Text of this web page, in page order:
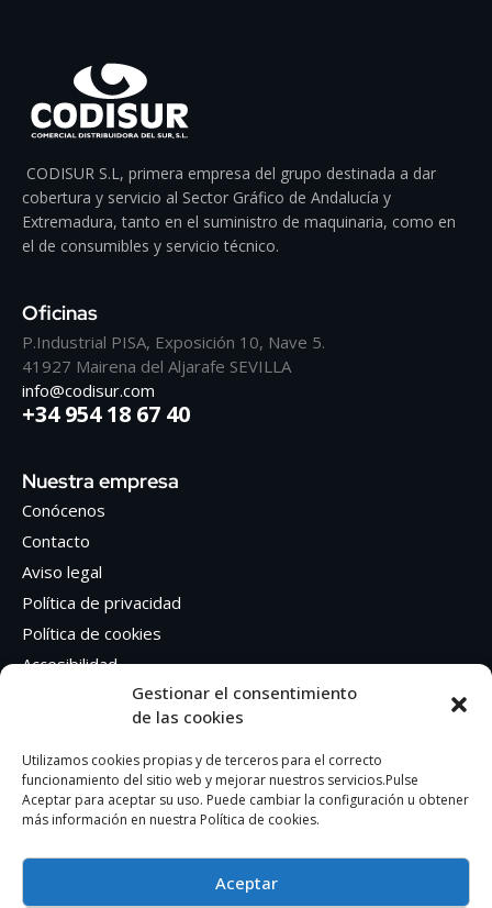
Gestionar el consentimiento
de las cookies
Utilizamos cookies propias y de terceros para el correcto
funcionamiento del sitio web y mejorar nuestros servicios.Pulse
Aceptar para aceptar su uso. Puede cambiar la configuración u obtener
más información en nuestra Política de cookies.
Aceptar
CODISUR S.L, primera empresa del grupo destinada a dar
cobertura y servicio al Sector Gráfico de Andalucía y
Extremadura, tanto en el suministro de maquinaria, como en
el de consumibles y servicio técnico.
Oficinas
P.Industrial PISA, Exposición 10, Nave 5.
41927 Mairena del Aljarafe SEVILLA
info@codisur.com
+34 954 18 67 40
Nuestra empresa
Conócenos
Contacto
Aviso legal
Política de privacidad
Política de cookies
Accesibilidad
Síguenos en Redes sociales
Facebook
Instagram